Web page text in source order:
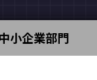
小企業部門